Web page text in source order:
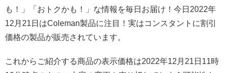
も！」「おトクかも！」な情報を毎日お届け！今日2022年
12月21日はColeman製品に注目！実はコンスタントに割引
価格の製品が販売されています。
これからご紹介する商品の表示価格は2022年12月21日11時